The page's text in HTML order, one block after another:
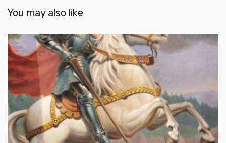
You may also like